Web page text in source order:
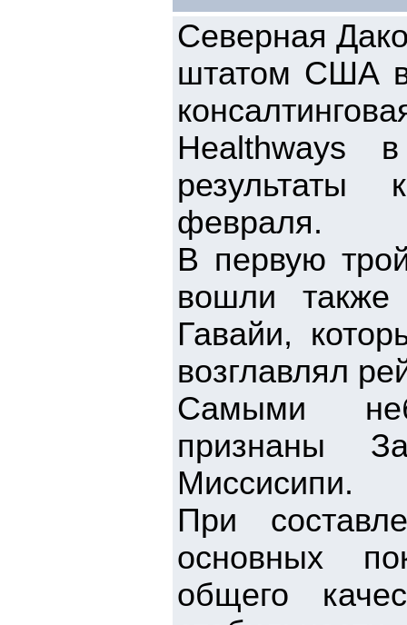
Северная
штатом США в
Healthways
результаты
февраля.
В первую
вошли
Гавайи,
возглавлял
Самыми
признаны
Миссисипи.
При
основных
общего